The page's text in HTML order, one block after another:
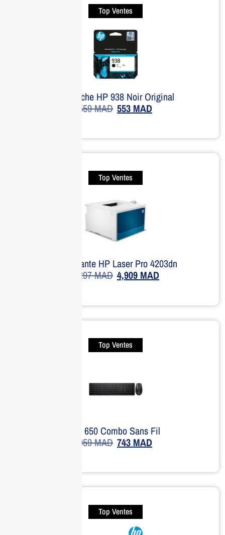
Top Ventes
Cartouche HP 938 Noir Original
559MAD 553 MAD
Top Ventes
Imprimante HP Laser Pro 4203dn
7,297MAD 4,909 MAD
Top Ventes
HP 650 Combo Sans Fil
959MAD 743 MAD
Top Ventes